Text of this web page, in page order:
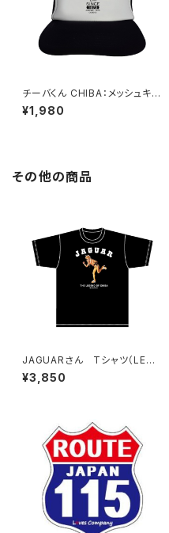
チーバくん CHIBA：メッシュキャ
ップ（ホワイト）
¥1,980
その他の商品
JAGUARさん Tシャツ（LEGE
ND-B）Black
¥3,850